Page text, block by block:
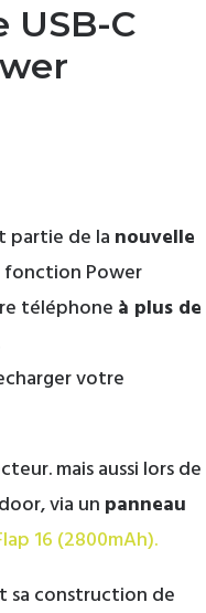
C
partie de la nouvelle
fonction Power
téléphone à plus de
votre
mais aussi lors de
via un panneau
16 (2800mAh).
sa construction de